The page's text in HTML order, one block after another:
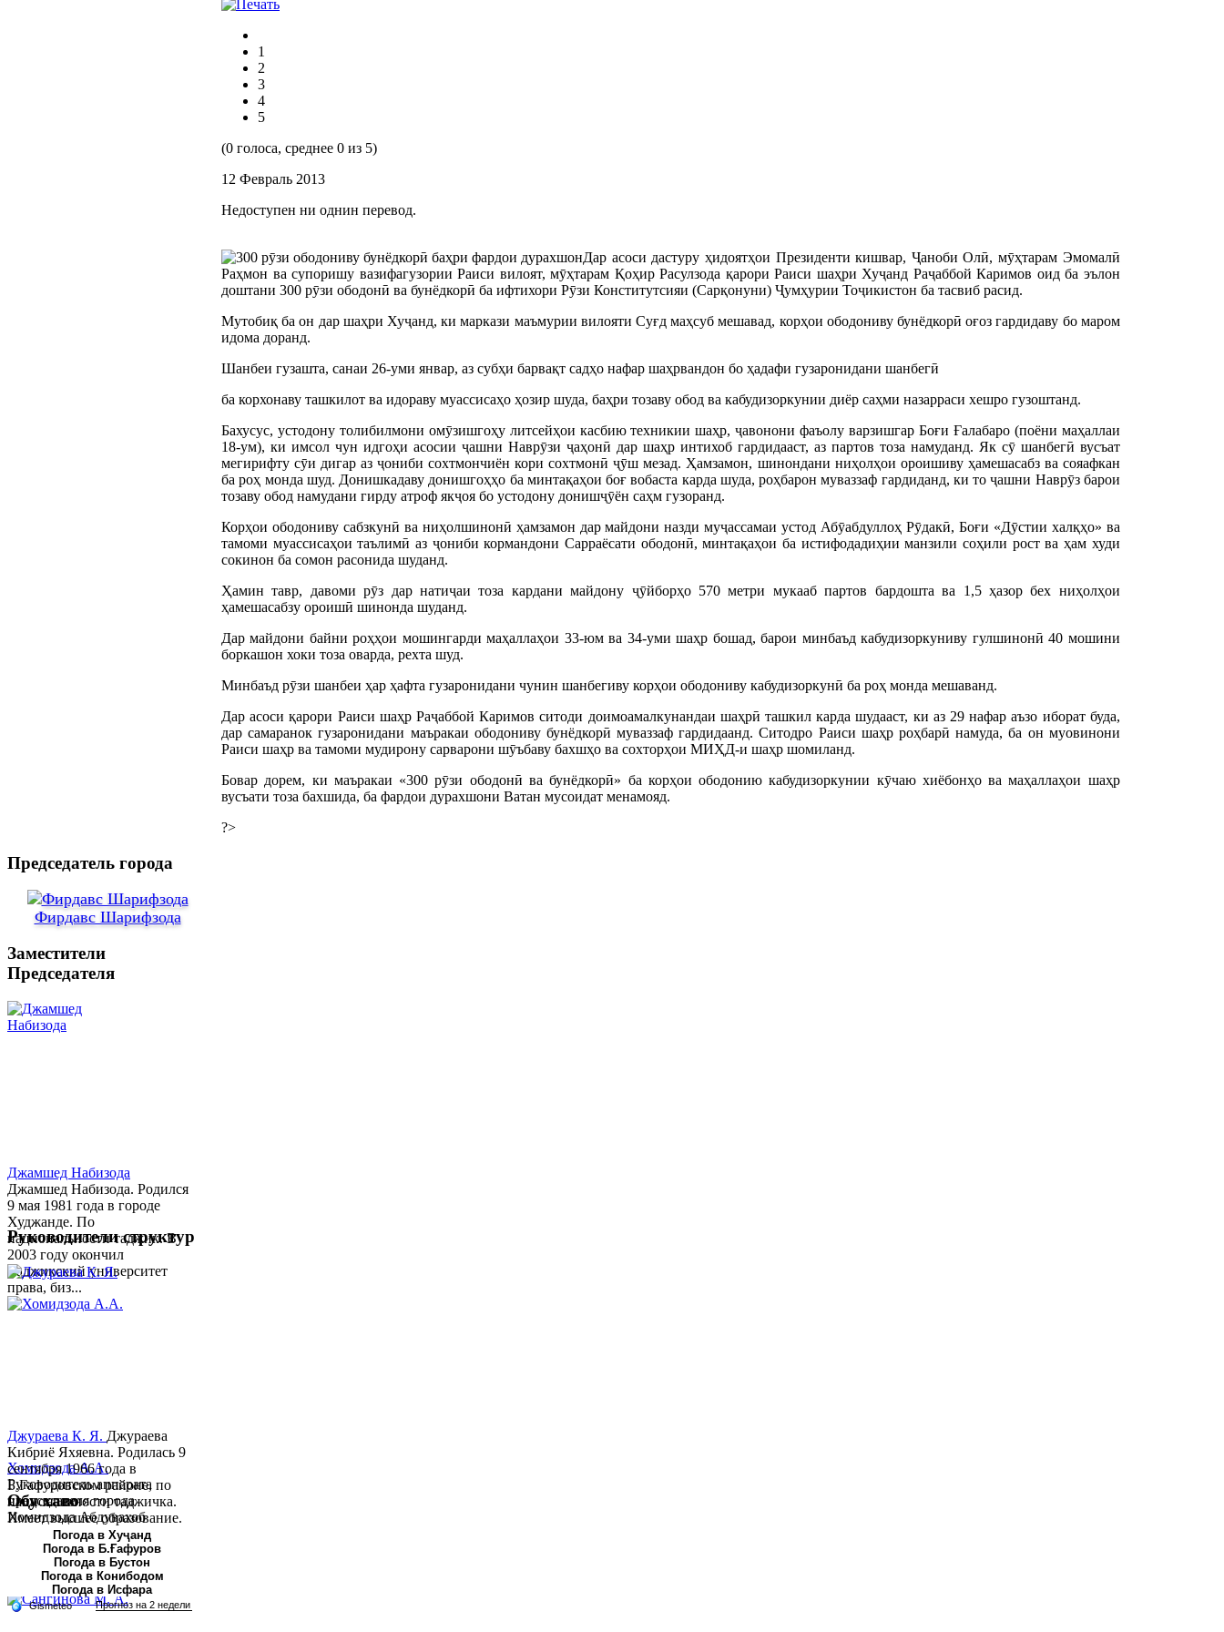
1
2
3
4
5
(0 голоса, среднее 0 из 5)
12 Февраль 2013
Недоступен ни однин перевод.
Дар асоси дастуру ҳидоятҳои Президенти кишвар, Ҷаноби Олӣ, мӯҳтарам Эмомалӣ
Раҳмон ва супоришу вазифагузории Раиси вилоят, мӯҳтарам Қоҳир Расулзода қарори Раиси шаҳри Хуҷанд Раҷаббой Каримов оид ба эълон
доштани 300 рӯзи ободонӣ ва бунёдкорӣ ба ифтихори Рӯзи Конститутсияи (Сарқонуни) Ҷумҳурии Тоҷикистон ба тасвиб расид.
Мутобиқ ба он дар шаҳри Хуҷанд, ки маркази маъмурии вилояти Суғд маҳсуб мешавад, корҳои ободониву бунёдкорӣ оғоз гардидаву бо маром
идома доранд.
Шанбеи гузашта, санаи 26-уми январ, аз субҳи барвақт садҳо нафар шаҳрвандон бо ҳадафи гузаронидани шанбегӣ
ба корхонаву ташкилот ва идораву муассисаҳо ҳозир шуда, баҳри тозаву обод ва кабудизоркунии диёр саҳми назарраси хешро гузоштанд.
Бахусус, устодону толибилмони омӯзишгоҳу литсейҳои касбию техникии шаҳр, ҷавонони фаъолу варзишгар Боғи Ғалабаро (поёни маҳаллаи
18-ум), ки имсол чун идгоҳи асосии ҷашни Наврӯзи ҷаҳонӣ дар шаҳр интихоб гардидааст, аз партов тоза намуданд. Як сӯ шанбегӣ вусъат
мегирифту сӯи дигар аз ҷониби сохтмончиён кори сохтмонӣ ҷӯш мезад. Ҳамзамон, шинондани ниҳолҳои ороишиву ҳамешасабз ва сояафкан
ба роҳ монда шуд. Донишкадаву донишгоҳҳо ба минтақаҳои боғ вобаста карда шуда, роҳбарон муваззаф гардиданд, ки то ҷашни Наврӯз барои
тозаву обод намудани гирду атроф якҷоя бо устодону донишҷӯён саҳм гузоранд.
Корҳои ободониву сабзкунӣ ва ниҳолшинонӣ ҳамзамон дар майдони назди муҷассамаи устод Абӯабдуллоҳ Рӯдакӣ, Боғи «Дӯстии халқҳо» ва
тамоми муассисаҳои таълимӣ аз ҷониби кормандони Сарраёсати ободонӣ, минтақаҳои ба истифодадиҳии манзили соҳили рост ва ҳам худи
сокинон ба сомон расонида шуданд.
Ҳамин тавр, давоми рӯз дар натиҷаи тоза кардани майдону ҷӯйборҳо 570 метри мукааб партов бардошта ва 1,5 ҳазор бех ниҳолҳои
ҳамешасабзу ороишӣ шинонда шуданд.
Дар майдони байни роҳҳои мошингарди маҳаллаҳои 33-юм ва 34-уми шаҳр бошад, барои минбаъд кабудизоркуниву гулшинонӣ 40 мошини
боркашон хоки тоза оварда, рехта шуд.
Минбаъд рӯзи шанбеи ҳар ҳафта гузаронидани чунин шанбегиву корҳои ободониву кабудизоркунӣ ба роҳ монда мешаванд.
Дар асоси қарори Раиси шаҳр Раҷаббой Каримов ситоди доимоамалкунандаи шаҳрӣ ташкил карда шудааст, ки аз 29 нафар аъзо иборат буда,
дар самаранок гузаронидани маъракаи ободониву бунёдкорӣ муваззаф гардидаанд. Ситодро Раиси шаҳр роҳбарӣ намуда, ба он муовинони
Раиси шаҳр ва тамоми мудирону сарварони шӯъбаву бахшҳо ва сохторҳои МИҲД-и шаҳр шомиланд.
Бовар дорем, ки маъракаи «300 рӯзи ободонӣ ва бунёдкорӣ» ба корҳои ободонию кабудизоркунии кӯчаю хиёбонҳо ва маҳаллаҳои шаҳр
вусъати тоза бахшида, ба фардои дурахшони Ватан мусоидат менамояд.
?>
Председатель города
Фирдавс Шарифзода
Заместители
Председателя
Джамшед Набизода
Джамшед Набизода. Родился
9 мая 1981 года в городе
Худжанде. По
национальности таджик. В
2003 году окончил
Таджикский университет
права, биз...
Хомидзода А.А.
Руководитель аппарата
председателя города
Хомидзода Абдувахоб
Абдумаджид родился 8
июня 1978 года в городе
Худжанде. По
национальности...
Руководители структур
Джураева К. Я. Джураева
Кибриё Яхяевна. Родилась 9
сентября 1966 года в
Б.Гафуровском районе, по
национальности таджичка.
Имеет высшее образование.
В 1997 ...
Обу хаво
Погода в Хуҷанд
Погода в Б.Ғафуров
Погода в Бустон
Погода в Конибодом
Погода в Исфара